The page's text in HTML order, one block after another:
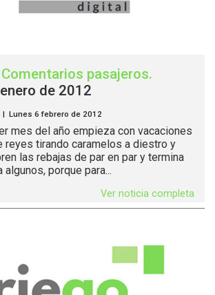
Comentarios pasajeros.
de 2012
| Lunes 6 febrero de 2012
mes del año empieza con vacaciones
reyes tirando caramelos a diestro y
las rebajas de par en par y termina
algunos, porque para...
Ver noticia completa